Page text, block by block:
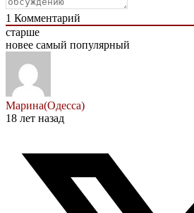
1 Комментарий
старше
новее самый популярный
Марина(Одесса)
18 лет назад